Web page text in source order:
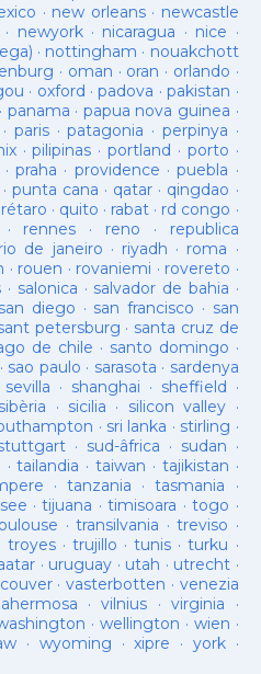
· new orleans· newcastle
· newyork· nicaragua · nice ·
· nottingham · nouakchott
· oman · oran · orlando ·
· oxford ·padova ·pakistan ·
· panama · papua nova guinea ·
· paris·patagonia · perpinya ·
·pilipinas ·portland · porto ·
·praha · providence ·puebla ·
·punta cana · qatar · qingdao ·
· quito · rabat · rd congo ·
rennes · reno · republica
rio de janeiro · riyadh · roma ·
· rouen · rovaniemi · rovereto ·
· salonica · salvador de bahia ·
san diego · san francisco · san
petersburg · santa cruz de
de chile · santo domingo ·
· sao paulo · sarasota · sardenya
sevilla · shanghai · sheffield ·
sibèria · sicilia · silicon valley ·
· sri lanka · stirling ·
· sud-âfrica · sudan ·
·tailandia ·taiwan · tajikistan ·
· tanzania ·tasmania ·
·tijuana ·timisoara ·togo ·
·transilvania ·treviso ·
troyes·trujillo ·tunis ·turku ·
· uruguay · utah · utrecht ·
· vasterbotten · venezia
·vilnius ·virginia ·
· wellington · wien ·
· wyoming ·xipre · york·